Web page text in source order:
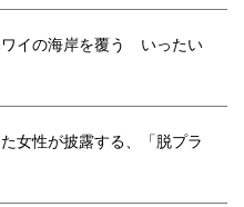
ワイの海岸を覆う いったい
女性が披露する、「脱プラ